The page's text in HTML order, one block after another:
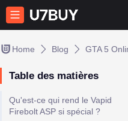
Home Blog GTA 5
Table des matières
Qu'est-ce qui rend le Vapid
Firebolt ASP si spécial ?